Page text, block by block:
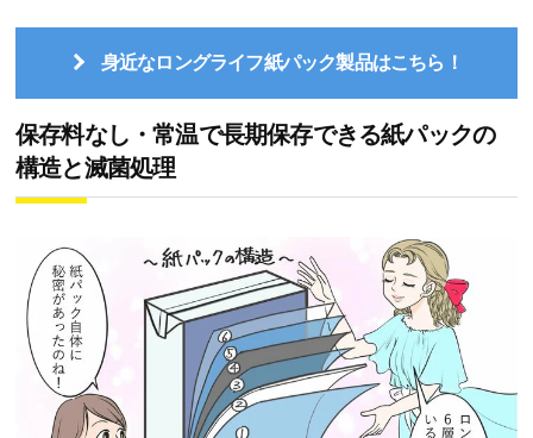
身近なロングライフ紙パック製品はこちら！
保存料なし・常温で長期保存できる紙パックの
構造と滅菌処理